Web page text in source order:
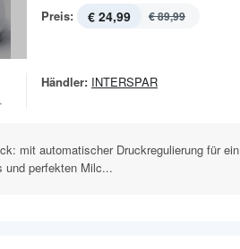
Preis: € 24,99 € 89,99
Händler: INTERSPAR
mit automatischer Druckregulierung für ein
und perfekten Milc...